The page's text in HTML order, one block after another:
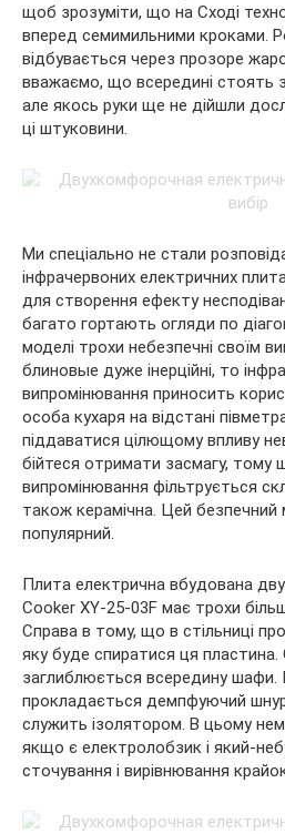
щоб зрозуміти, що на Сході
вперед семимильними кроками.
відбувається через прозоре
вважаємо, що всередині стоять
але якось руки ще не дійшли
ці штуковини.
Ми спеціально не стали
інфрачервоних електричних
для створення ефекту
багато гортають огляди по
моделі трохи небезпечні своїм
блиновые дуже інерційні, то
випромінювання приносить
особа кухаря на відстані
піддаватися цілющому впливу
бійтеся отримати засмагу, тому
випромінювання фільтрується
також керамічна. Цей безпечний
популярний.
Плита електрична вбудована
Cooker XY-25-03F має трохи
Справа в тому, що в стільниці
яку буде спиратися ця
заглиблюється всередину шафи.
прокладається демпфуючий
служить ізолятором. В цьому
якщо є електролобзик і який-
сточування і вирівнювання